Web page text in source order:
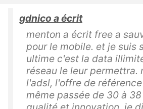
gdnico a écrit
menton a écrit free a
pour le mobile. et je suis
ultime c'est la data
réseau le leur permettra.
l'adsl, l'offre de
même passée de 30 à